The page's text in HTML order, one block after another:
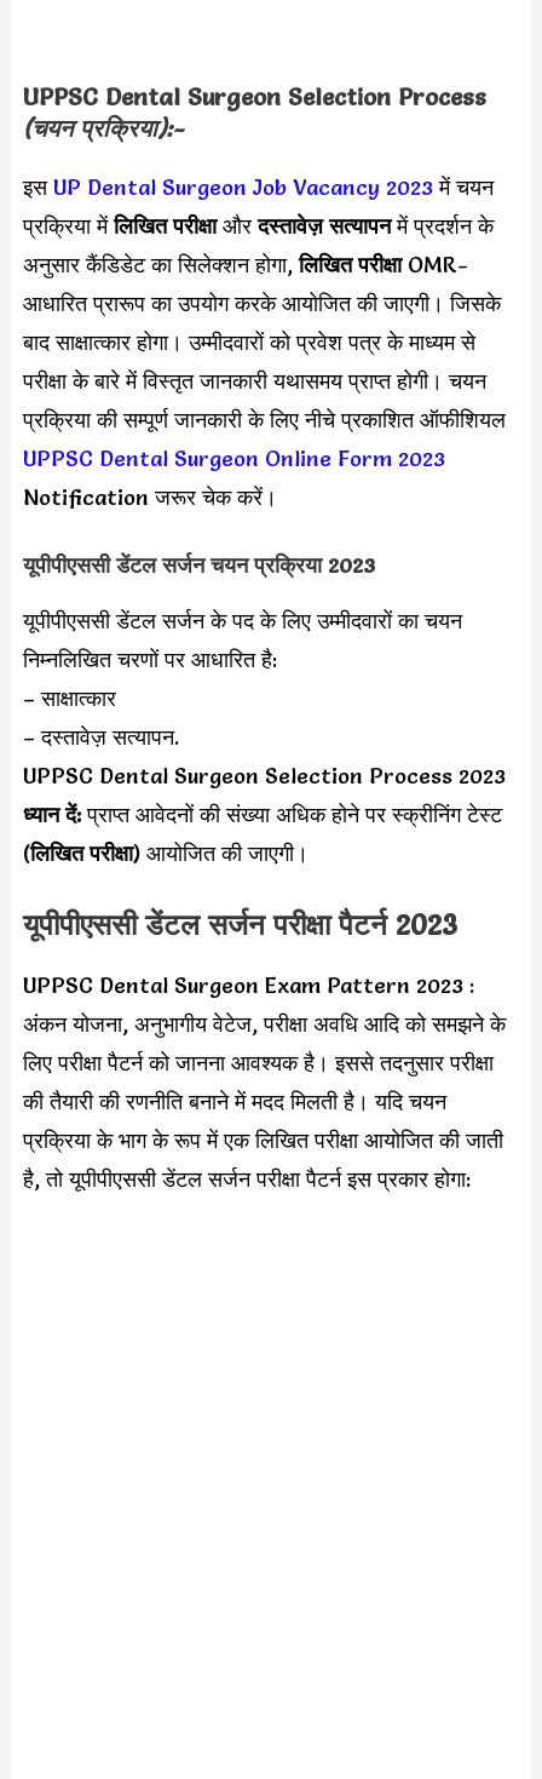
UPPSC Dental Surgeon Selection Process
(चयन प्रक्रिया):-
इसUP Dental Surgeon Job Vacancy 2023में चयन
प्रक्रिया मेंलिखित परीक्षाऔरदस्तावेज़ सत्यापनमें प्रदर्शन के
अनुसार कैंडिडेट का सिलेक्शन होगा,लिखित परीक्षा OMR-
आधारित प्रारूप का उपयोग करके आयोजित की जाएगी। जिसके
बाद साक्षात्कार होगा। उम्मीदवारों को प्रवेश पत्र के माध्यम से
परीक्षा के बारे में विस्तृत जानकारी यथासमय प्राप्त होगी। चयन
प्रक्रिया की सम्पूर्ण जानकारी के लिए नीचे प्रकाशित ऑफीशियल
UPPSC Dental Surgeon Online Form 2023
Notification जरूर चेक करें।
यूपीपीएससी डेंटल सर्जन चयन प्रक्रिया 2023
यूपीपीएससी डेंटल सर्जन के पद के लिए उम्मीदवारों का चयन
निम्नलिखित चरणों पर आधारित है:
– साक्षात्कार
– दस्तावेज़ सत्यापन.
UPPSC Dental Surgeon Selection Process 2023
ध्यान दें:प्राप्त आवेदनों की संख्या अधिक होने पर स्क्रीनिंग टेस्ट
(लिखित परीक्षा) आयोजित की जाएगी।
यूपीपीएससी डेंटल सर्जन परीक्षा पैटर्न 2023
UPPSC Dental Surgeon Exam Pattern 2023 :
अंकन योजना, अनुभागीय वेटेज, परीक्षा अवधि आदि को समझने के
लिए परीक्षा पैटर्न को जानना आवश्यक है। इससे तदनुसार परीक्षा
की तैयारी की रणनीति बनाने में मदद मिलती है। यदि चयन
प्रक्रिया के भाग के रूप में एक लिखित परीक्षा आयोजित की जाती
है, तो यूपीपीएससी डेंटल सर्जन परीक्षा पैटर्न इस प्रकार होगा: